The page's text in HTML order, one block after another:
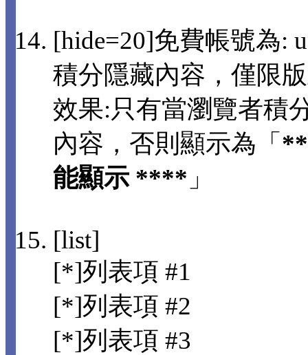
[hide=20]免費帳號為:
積分隱藏內容，僅限
效果:只有當瀏覽者積
內容，否則顯示為「
能顯示 **** 」
[list]
[*]列表項 #1
[*]列表項 #2
[*]列表項 #3